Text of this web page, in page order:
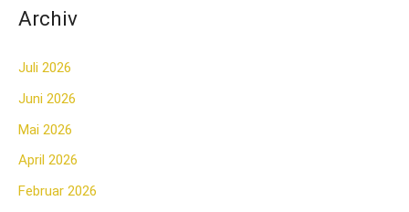
Archiv
Juli 2026
Juni 2026
Mai 2026
April 2026
Februar 2026